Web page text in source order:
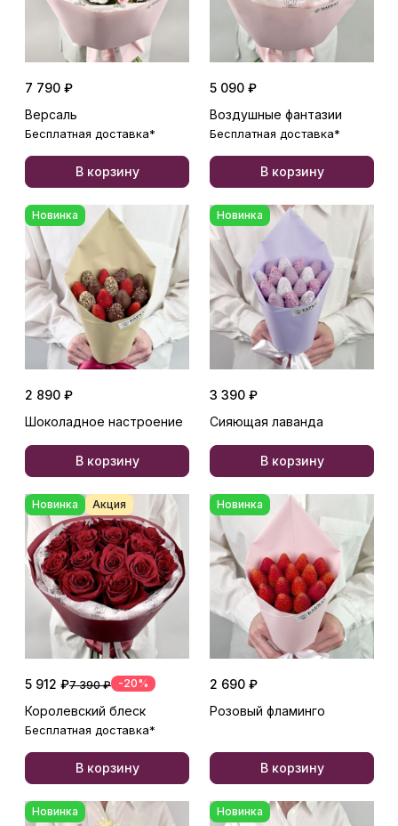
7 790 ₽
Версаль
Бесплатная доставка*
В корзину
5 090 ₽
Воздушные фантазии
Бесплатная доставка*
В корзину
Новинка
2 890 ₽
Шоколадное настроение
В корзину
Новинка
3 390 ₽
Сияющая лаванда
В корзину
Новинка Акция
5 912 ₽7 390 ₽ -20%
Королевский блеск
Бесплатная доставка*
В корзину
Новинка
2 690 ₽
Розовый фламинго
В корзину
Новинка Новинка